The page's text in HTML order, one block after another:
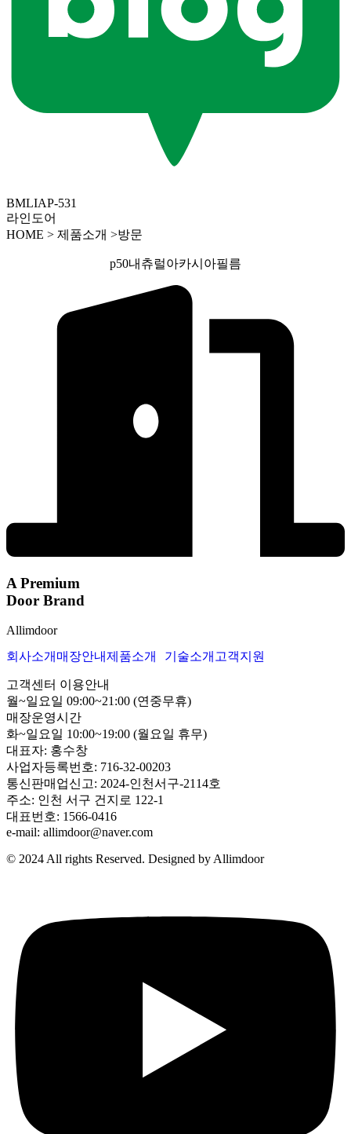
BMLIAP-531
라인도어
HOME > 제품소개 >방문
p50내츄럴아카시아필름
A Premium
Door Brand
Allimdoor
회사소개 매장안내제품소개 기술소개 고객지원
고객센터 이용안내
월~일요일 09:00~21:00 (연중무휴)
매장운영시간
화~일요일 10:00~19:00 (월요일 휴무)
대표자: 홍수창
사업자등록번호: 716-32-00203
통신판매업신고: 2024-인천서구-2114호
주소: 인천 서구 건지로 122-1
대표번호: 1566-0416
e-mail: allimdoor@naver.com
© 2024 All rights Reserved. Designed by Allimdoor